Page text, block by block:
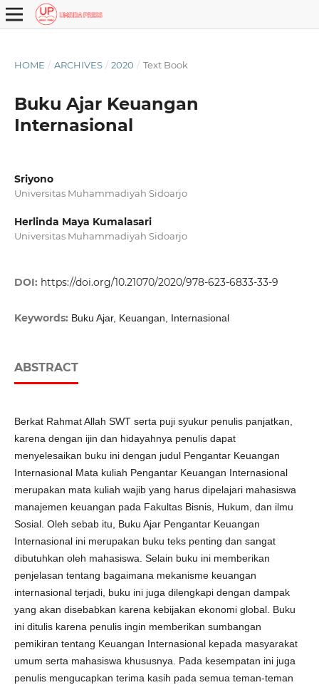
HOME / ARCHIVES / 2020 / Text Book
Buku Ajar Keuangan
Internasional
Sriyono
Universitas Muhammadiyah Sidoarjo
Herlinda Maya Kumalasari
Universitas Muhammadiyah Sidoarjo
DOI: https://doi.org/10.21070/2020/978-623-6833-33-9
Keywords: Buku Ajar, Keuangan, Internasional
ABSTRACT
Berkat Rahmat Allah SWT serta puji syukur penulis panjatkan,
karena dengan ijin dan hidayahnya penulis dapat
menyelesaikan buku ini dengan judul Pengantar Keuangan
Internasional Mata kuliah Pengantar Keuangan Internasional
merupakan mata kuliah wajib yang harus dipelajari mahasiswa
manajemen keuangan pada Fakultas Bisnis, Hukum, dan ilmu
Sosial. Oleh sebab itu, Buku Ajar Pengantar Keuangan
Internasional ini merupakan buku teks penting dan sangat
dibutuhkan oleh mahasiswa. Selain buku ini memberikan
penjelasan tentang bagaimana mekanisme keuangan
internasional terjadi, buku ini juga dilengkapi dengan dampak
yang akan disebabkan karena kebijakan ekonomi global. Buku
ini ditulis karena penulis ingin memberikan sumbangan
pemikiran tentang Keuangan Internasional kepada masyarakat
umum serta mahasiswa khususnya. Pada kesempatan ini juga
penulis mengucapkan terima kasih pada semua teman-teman